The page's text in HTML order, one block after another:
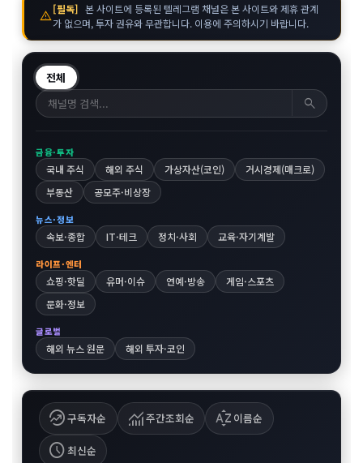
warning[필독] 본 사이트에 등록된 텔레그램 채널은 본 사이트와 제휴 관계
가 없으며, 투자 권유와 무관합니다. 이용에 주의하시기 바랍니다.
전체
search
금융·투자
국내 주식 해외 주식 가상자산(코인)
거시경제(매크로)
부동산
공모주·비상장
뉴스·정보
속보·종합 IT·테크 정치·사회 교육·자기계발
라이프·엔터
쇼핑·핫딜 유머·이슈 연예·방송
게임·스포츠
문화·정보
글로벌
해외 뉴스 원문 해외 투자·코인
whatshot구독자순 monitoring주간조회순 sort_by_alpha 이름순
schedule최신순